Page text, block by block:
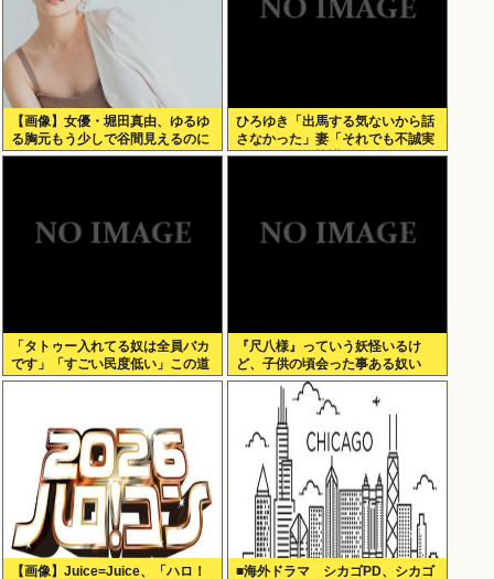
【画像】女優・堀田真由、ゆるゆ
る胸元もう少しで谷間見えるのに
ひろゆき「出馬する気ないから話
さなかった」妻「それでも不誠実
だろ」→離婚協議へwww
「タトゥー入れてる奴は全員バカ
です」「すごい民度低い」この道
23年の彫り師YouTuberの動画が
『尺八様』っていう妖怪いるけ
ど、子供の頃会った事ある奴い
る？？
【画像】Juice=Juice、「ハロ！
■海外ドラマ シカゴPD、シカゴ